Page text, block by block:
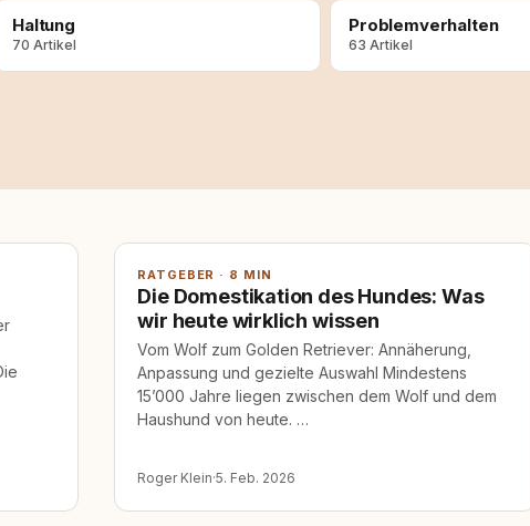
Haltung
70 Artikel
Problemverhalten
63 Artikel
RATGEBER · 8 MIN
Die Domestikation des Hundes: Was
wir heute wirklich wissen
Vom Wolf zum Golden Retriever: Annäherung,
Anpassung und gezielte Auswahl Mindestens
15’000 Jahre liegen zwischen dem Wolf und dem
Haushund von heute. …
Roger Klein·5. Feb. 2026